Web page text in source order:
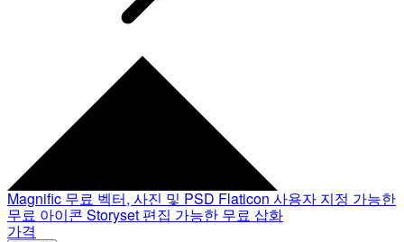
Magnific 무료 벡터, 사진 및 PSD Flaticon 사용자 지정 가능한
무료 아이콘 Storyset 편집 가능한 무료 삽화
가격